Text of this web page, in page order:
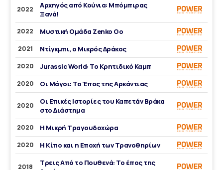
2022
Αρχηγός από Κούνια: Μπόμπιρας
Ξανά!
2022 Μυστική Ομάδα Zenko Go
2021 Ντίγκμπι, ο Μικρός Δράκος
2020 Jurassic World: Το Κρητιδικό Καμπ
2020 Οι Μάγοι: Το Έπος της Αρκάντιας
2020
Οι Επικές Ιστορίες του Καπετάν Βράκα
στο Διάστημα
2020 Η Μικρή Τραγουδοχώρα
2020 Η Κίπο και η Εποχή των Τρανοθηρίων
2018
Τρεις Από το Πουθενά: Το έπος της